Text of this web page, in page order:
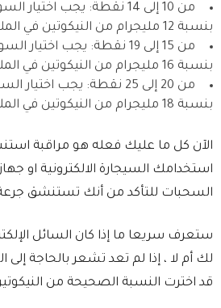
من 10 إلى 14 نقطة: يجب اختيار
بنسبة 12 مليجرام من النيكوتين في الملليلتر الواحد.
من 15 إلى 19 نقطة: يجب اختيار
بنسبة 16 مليجرام من النيكوتين في الملليلتر الواحد.
من 20 إلى 25 نقطة: يجب اختيار
بنسبة 18 مليجرام من النيكوتين في الملليلتر الواحد.
الآن كل ما عليك فعله هو مراقبة
استخدامك السيجارة الالكترونية او
السحبات للتأكد من أنك تستنشق
ستعرف سريعا ما إذا كان السائل
لك أم لا ، إذا لم تعد تشعر بالحاجة إلى
قد اخترت النسبة الصحيحة من